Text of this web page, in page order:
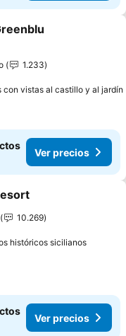
a favoritos
1.233
con vistas al castillo y al jardín
Ver precios
a favoritos
10.269
históricos sicilianosVer
Ver precios